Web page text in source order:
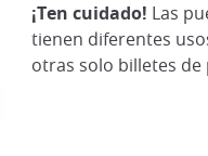
¡Ten cuidado! Las
tienen diferentes
otras solo billetes de